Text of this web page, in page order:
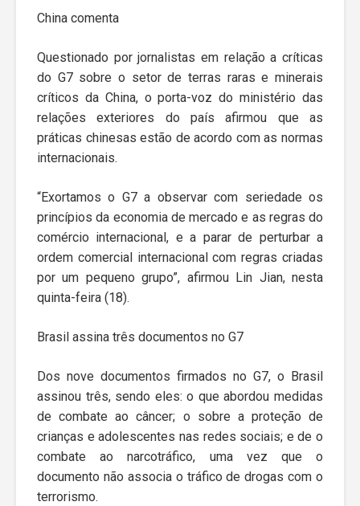
China comenta
Questionado por jornalistas em relação a críticas
do G7 sobre o setor de terras raras e minerais
críticos da China, o porta-voz do ministério das
relações exteriores do país afirmou que as
práticas chinesas estão de acordo com as normas
internacionais.
“Exortamos o G7 a observar com seriedade os
princípios da economia de mercado e as regras do
comércio internacional, e a parar de perturbar a
ordem comercial internacional com regras criadas
por um pequeno grupo”, afirmou Lin Jian, nesta
quinta-feira (18).
Brasil assina três documentos no G7
Dos nove documentos firmados no G7, o Brasil
assinou três, sendo eles: o que abordou medidas
de combate ao câncer; o sobre a proteção de
crianças e adolescentes nas redes sociais; e de o
combate ao narcotráfico, uma vez que o
documento não associa o tráfico de drogas com o
terrorismo.